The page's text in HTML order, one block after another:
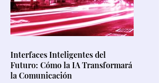
Interfaces Inteligentes del
Futuro: Cómo la IA Transformará
la Comunicación